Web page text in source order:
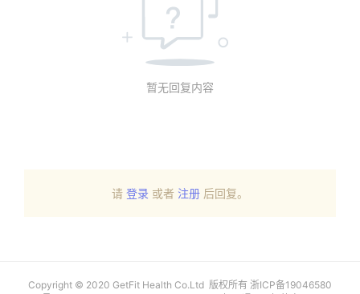
暂无回复内容
请 登录 或者 注册 后回复。
Copyright © 2020 GetFit Health Co.Ltd 版权所有 浙ICP备19046580